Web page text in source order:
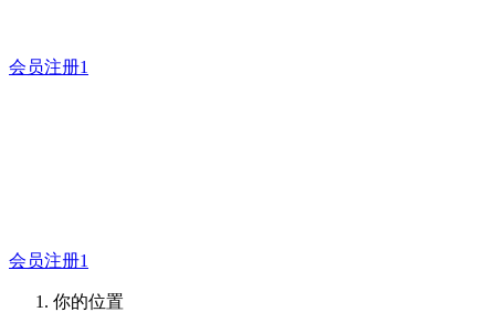
会员注册1
会员注册1
你的位置